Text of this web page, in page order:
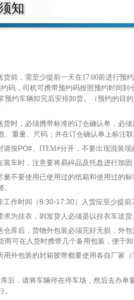
知
货前 ， 需至少提前一天在17:00前进行预
码，司机可携带预约码按照预约时间
预约车辆卸完后安排卸货。（预约的目
货时，必须携带标准的订仓确认单，必须
、重量、尺码； 并在订仓确认单上标注
请按PO#、 ITEM#分开，不要出现混装现
装车时，注意要将易碎品及托盘进行加固
量不要使用已使用过的纸箱和使用过的
工作时间（8:30-17:30）入货应至少提前
求为挂衣，则发货人必须是以挂衣车送
仓库后，货物外包装必须完好无损，外
商可在入货时携带几个备用包装，便于
用外包装的封箱胶带都要使用各自厂家
后，请将车辆停在停车场，然后去办